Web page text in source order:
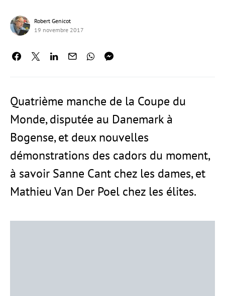
Robert Genicot
19 novembre 2017
Quatrième manche de la Coupe du
Monde, disputée au Danemark à
Bogense, et deux nouvelles
démonstrations des cadors du moment,
à savoir Sanne Cant chez les dames, et
Mathieu Van Der Poel chez les élites.